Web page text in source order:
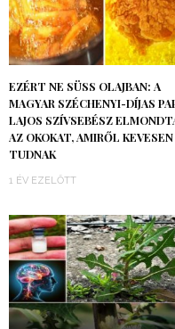
EZÉRT NE SÜSS OLAJBAN: A
MAGYAR SZÉCHENYI-DÍJAS
LAJOS SZÍVSEBÉSZ
AZ OKOKAT, AMIRŐL KEVESEN
TUDNAK
1 ÉV EZELŐTT